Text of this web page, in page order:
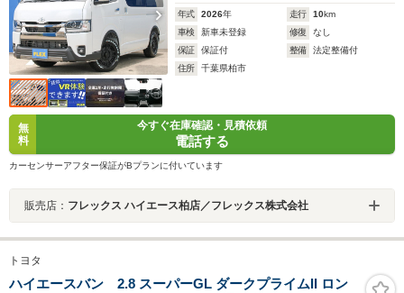
年式 2026年 走行 10km
車検
新車未登録 修復
なし
保証
保証付 整備
法定整備付
住所
千葉県柏市
無
料
今すぐ在庫確認・見積依頼
電話する
カーセンサーアフター保証がBプランに付いています
販売店： フレックス ハイエース柏店／フレックス株式会社
トヨタ
ハイエースバン 2.8 スーパーGL ダークプライムII ロン